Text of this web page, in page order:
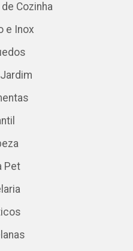
Cozinha
e Inox
Pet